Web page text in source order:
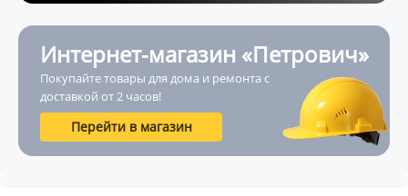
Интернет-магазин «Петрович»
Покупайте товары для дома и ремонта с
доставкой от 2 часов!
Перейти в магазин